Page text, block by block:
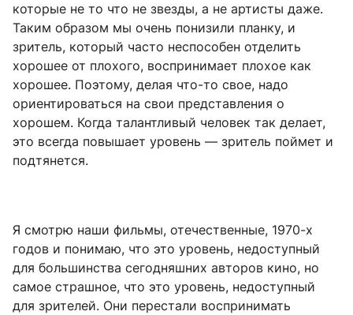
которые не то что не звезды, а не артисты даже.
Таким образом мы очень понизили планку, и
зритель, который часто неспособен отделить
хорошее от плохого, воспринимает плохое как
хорошее. Поэтому, делая что-то свое, надо
ориентироваться на свои представления о
хорошем. Когда талантливый человек так делает,
это всегда повышает уровень — зритель поймет и
подтянется.
Я смотрю наши фильмы, отечественные, 1970-х
годов и понимаю, что это уровень, недоступный
для большинства сегодняшних авторов кино, но
самое страшное, что это уровень, недоступный
для зрителей. Они перестали воспринимать